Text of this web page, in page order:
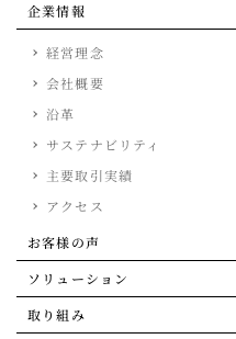
企業情報
経営理念
会社概要
沿革
サステナビリティ
主要取引実績
アクセス
お客様の声
ソリューション
取り組み